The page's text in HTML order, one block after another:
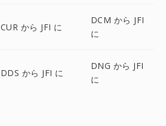
CUR から JFI に
DCM から JFI
に
DDS から JFI に
DNG から JFI
に